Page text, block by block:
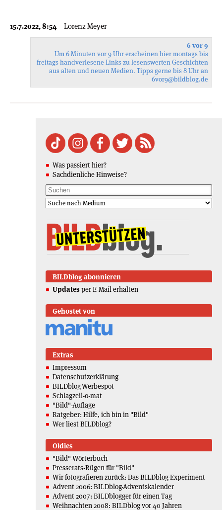
15.7.2022, 8:54 Lorenz Meyer
6 vor 9
Um 6 Minuten vor 9 Uhr erscheinen hier montags bis
freitags handverlesene Links zu lesenswerten Geschichten
aus alten und neuen Medien. Tipps gerne bis 8 Uhr an
6vor9@bildblog.de
Was passiert hier?
Sachdienliche Hinweise?
BILDblog abonnieren
Updates per E-Mail erhalten
Gehostet von
Extras
Impressum
Datenschutzerklärung
BILDblog-Werbespot
Schlagzeil-o-mat
"Bild"-Auflage
Ratgeber: Hilfe, ich bin in "Bild"
Wer liest BILDblog?
Oldies
"Bild"-Wörterbuch
Presserats-Rügen für "Bild"
Wir fotografieren zurück: Das BILDblog-Experiment
Advent 2006: BILDblog-Adventskalender
Advent 2007: BILDblogger für einen Tag
Weihnachten 2008: BILDblog vor 40 Jahren